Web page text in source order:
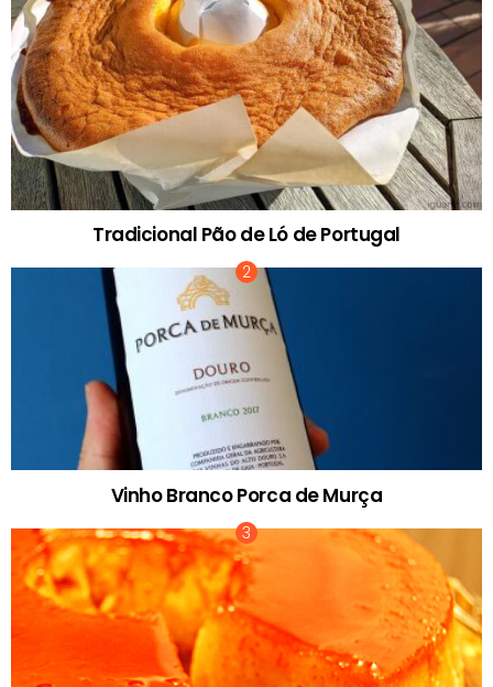
Tradicional Pão de Ló de Portugal
Vinho Branco Porca de Murça